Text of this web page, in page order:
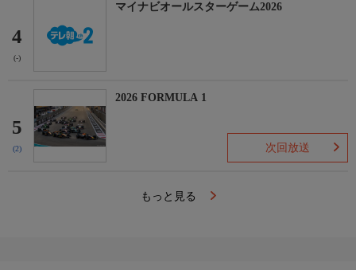
4
(-)
マイナビオールスターゲーム2026
5
(2)
2026 FORMULA 1
次回放送
もっと見る